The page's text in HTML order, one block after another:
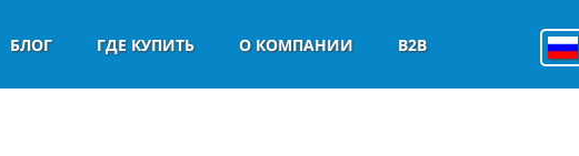
БЛОГ ГДЕ КУПИТЬ О КОМПАНИИ B2B